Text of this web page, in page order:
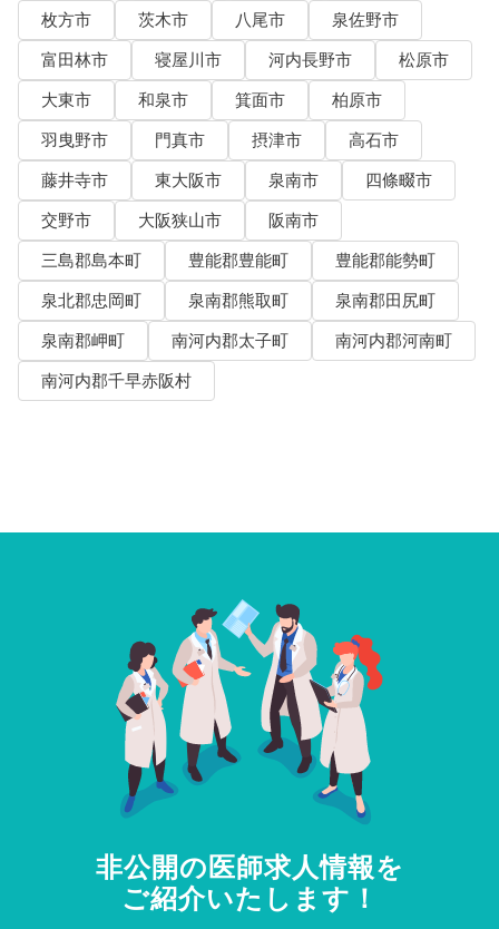
枚方市
茨木市 八尾市
泉佐野市
富田林市
寝屋川市 河内長野市
松原市
大東市
和泉市 箕面市
柏原市
羽曳野市
門真市 摂津市
高石市
藤井寺市
東大阪市 泉南市
四條畷市
交野市
大阪狭山市
阪南市
三島郡島本町
豊能郡豊能町
豊能郡能勢町
泉北郡忠岡町
泉南郡熊取町
泉南郡田尻町
泉南郡岬町
南河内郡太子町
南河内郡河南町
南河内郡千早赤阪村
非公開の医師求人情報を
ご紹介いたします！